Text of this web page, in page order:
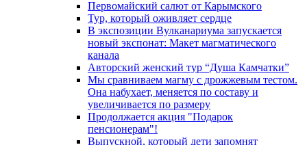
Первомайский салют от Карымского
Тур, который оживляет сердце
В экспозиции Вулканариума запускается
новый экспонат: Макет магматического
канала
Авторский женский тур “Душа Камчатки”
Мы сравниваем магму с дрожжевым тестом.
Она набухает, меняется по составу и
увеличивается по размеру
Продолжается акция "Подарок
пенсионерам"!
Выпускной, который дети запомнят